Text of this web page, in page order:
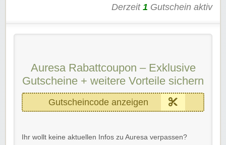
Derzeit 1 Gutschein aktiv
Auresa Rabattcoupon – Exklusive
Gutscheine + weitere Vorteile sichern
Gutscheincode anzeigen
Ihr wollt keine aktuellen Infos zu Auresa verpassen?